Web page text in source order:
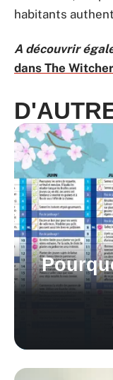
habitants
A découvrir
dans The